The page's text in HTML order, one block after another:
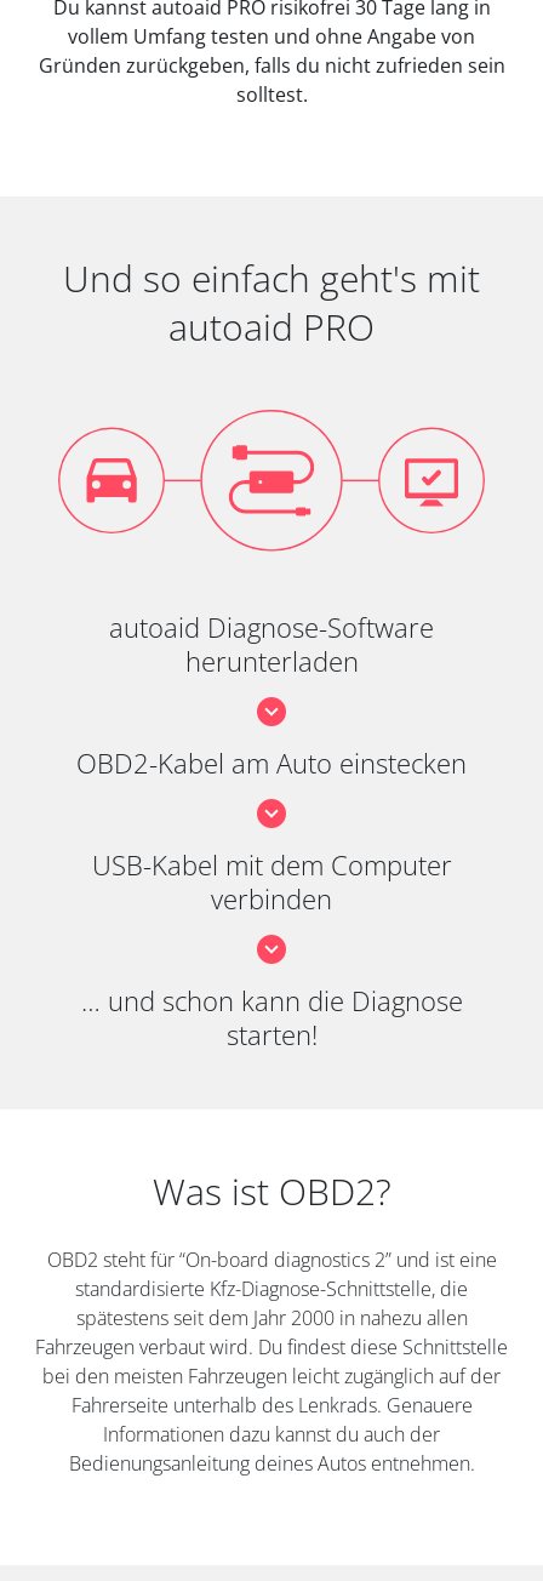
Du kannst autoaid PRO risikofrei 30 Tage lang in
vollem Umfang testen und ohne Angabe von
Gründen zurückgeben, falls du nicht zufrieden sein
solltest.
Und so einfach geht's mit
autoaid PRO
autoaid Diagnose-Software
herunterladen
OBD2-Kabel am Auto einstecken
USB-Kabel mit dem Computer
verbinden
… und schon kann die Diagnose
starten!
Was ist OBD2?
OBD2 steht für “On-board diagnostics 2” und ist eine
standardisierte Kfz-Diagnose-Schnittstelle, die
spätestens seit dem Jahr 2000 in nahezu allen
Fahrzeugen verbaut wird. Du findest diese Schnittstelle
bei den meisten Fahrzeugen leicht zugänglich auf der
Fahrerseite unterhalb des Lenkrads. Genauere
Informationen dazu kannst du auch der
Bedienungsanleitung deines Autos entnehmen.